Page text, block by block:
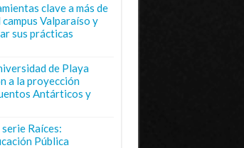
clave a más de
Valparaíso y
sus prácticas
de Playa
a la proyección
Antárticos y
Raíces:
Pública